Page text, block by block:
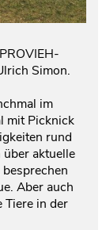
Simon.
im
mit Picknick
rund
aktuelle
Aber auch
Tiere in der